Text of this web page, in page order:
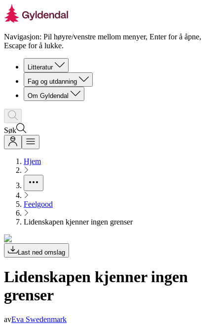
Navigasjon: Pil høyre/venstre mellom menyer, Enter for å åpne,
Escape for å lukke.
Litteratur
Fag og utdanning
Om Gyldendal
Søk
Hjem
Feelgood
Lidenskapen kjenner ingen grenser
Last ned omslag
Lidenskapen kjenner ingen
grenser
avEva Swedenmark